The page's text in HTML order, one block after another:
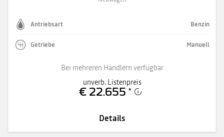
Antriebsart Benzin
Getriebe Manuell
Bei mehreren Händlern verfügbar
unverb. Listenpreis
€ 22.655 *
Details